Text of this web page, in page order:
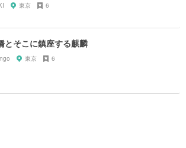
東京 6
とそこに鎮座する麒麟
東京 6